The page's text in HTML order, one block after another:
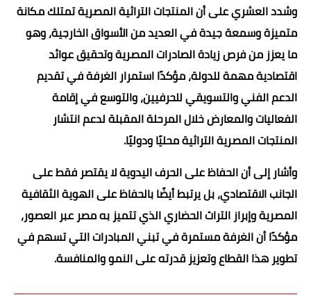
وشدد العشري على أن المنتجات التراثية المصرية تمتلك مكانة
متميزة وسمعة جيدة في العديد من الأسواق الخارجية، وهو
ما يعزز من فرص زيادة الصادرات المصرية وتحقيق عوائد
اقتصادية مهمة للدولة، مؤكدًا استمرار الغرفة في تقديم
الدعم الفني والتسويقي للحرفيين، والتوسع في إقامة
الفعاليات والمعارض خلال المرحلة المقبلة لدعم انتشار
المنتجات المصرية التراثية محليًا ودوليًا.
وأشار إلى أن الحفاظ على الحرف اليدوية لا يقتصر فقط على
الجانب الاقتصادي، بل يرتبط أيضًا بالحفاظ على الهوية الثقافية
المصرية وإبراز التراث الحضاري الذي تتميز به مصر عبر العصور،
مؤكدًا أن الغرفة مستمرة في تبني المبادرات التي تسهم في
تطوير هذا القطاع وتعزيز قدرته على النمو والمنافسة.